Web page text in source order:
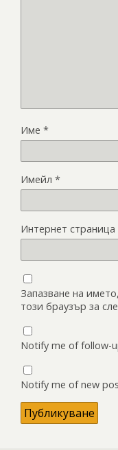
Име *
Имейл *
Интернет страница
Запазване на
този браузър за
Notify me of follow-
Notify me of new